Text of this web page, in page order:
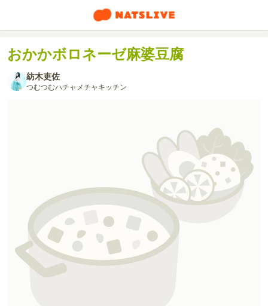
おかかボロネーゼ麻婆豆腐
紡木吏佐
つむつむハチャメチャキッチン